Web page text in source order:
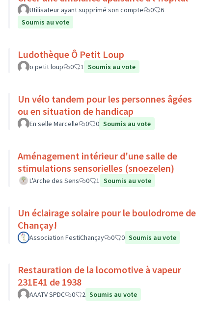
Utilisateur ayant supprimé son compte 0
6
Soumis au vote
Ludothèque Ô Petit Loup
o petit loup 0 1 Soumis au vote
Un vélo tandem pour les personnes âgées
ou en situation de handicap
En selle Marcelle 0 0 Soumis au vote
Aménagement intérieur d'une salle de
stimulations sensorielles (snoezelen)
L'Arche des Sens 0 1 Soumis au vote
Un éclairage solaire pour le boulodrome de
Chançay!
Association FestiChançay 0 0 Soumis au vote
Restauration de la locomotive à vapeur
231E41 de 1938
AAATV SPDC 0 2 Soumis au vote